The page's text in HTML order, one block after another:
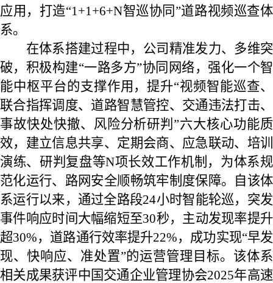
应用，打造“1+1+6+N智巡协同”道路视频巡查体
系。
在体系搭建过程中，公司精准发力、多维突
破，积极构建“一路多方”协同网络，强化一个智
能中枢平台的支撑作用，提升“视频智能巡查、
联合指挥调度、道路智慧管控、交通违法打击、
事故快处快撤、风险分析研判”六大核心功能质
效，建立信息共享、定期会商、应急联动、培训
演练、研判复盘等N项长效工作机制，为体系规
范化运行、路网安全顺畅筑牢制度保障。自该体
系运行以来，通过全路段24小时智能轮巡，突发
事件响应时间大幅缩短至30秒，主动发现率提升
超30%，道路通行效率提升22%，成功实现“早发
现、快响应、准处置”的运营管理目标。该体系
相关成果获评中国交通企业管理协会2025年高速